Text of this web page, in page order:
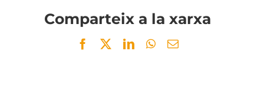
Comparteix a la xarxa
Facebook
TwitterLinkedInWhatsApp
Email